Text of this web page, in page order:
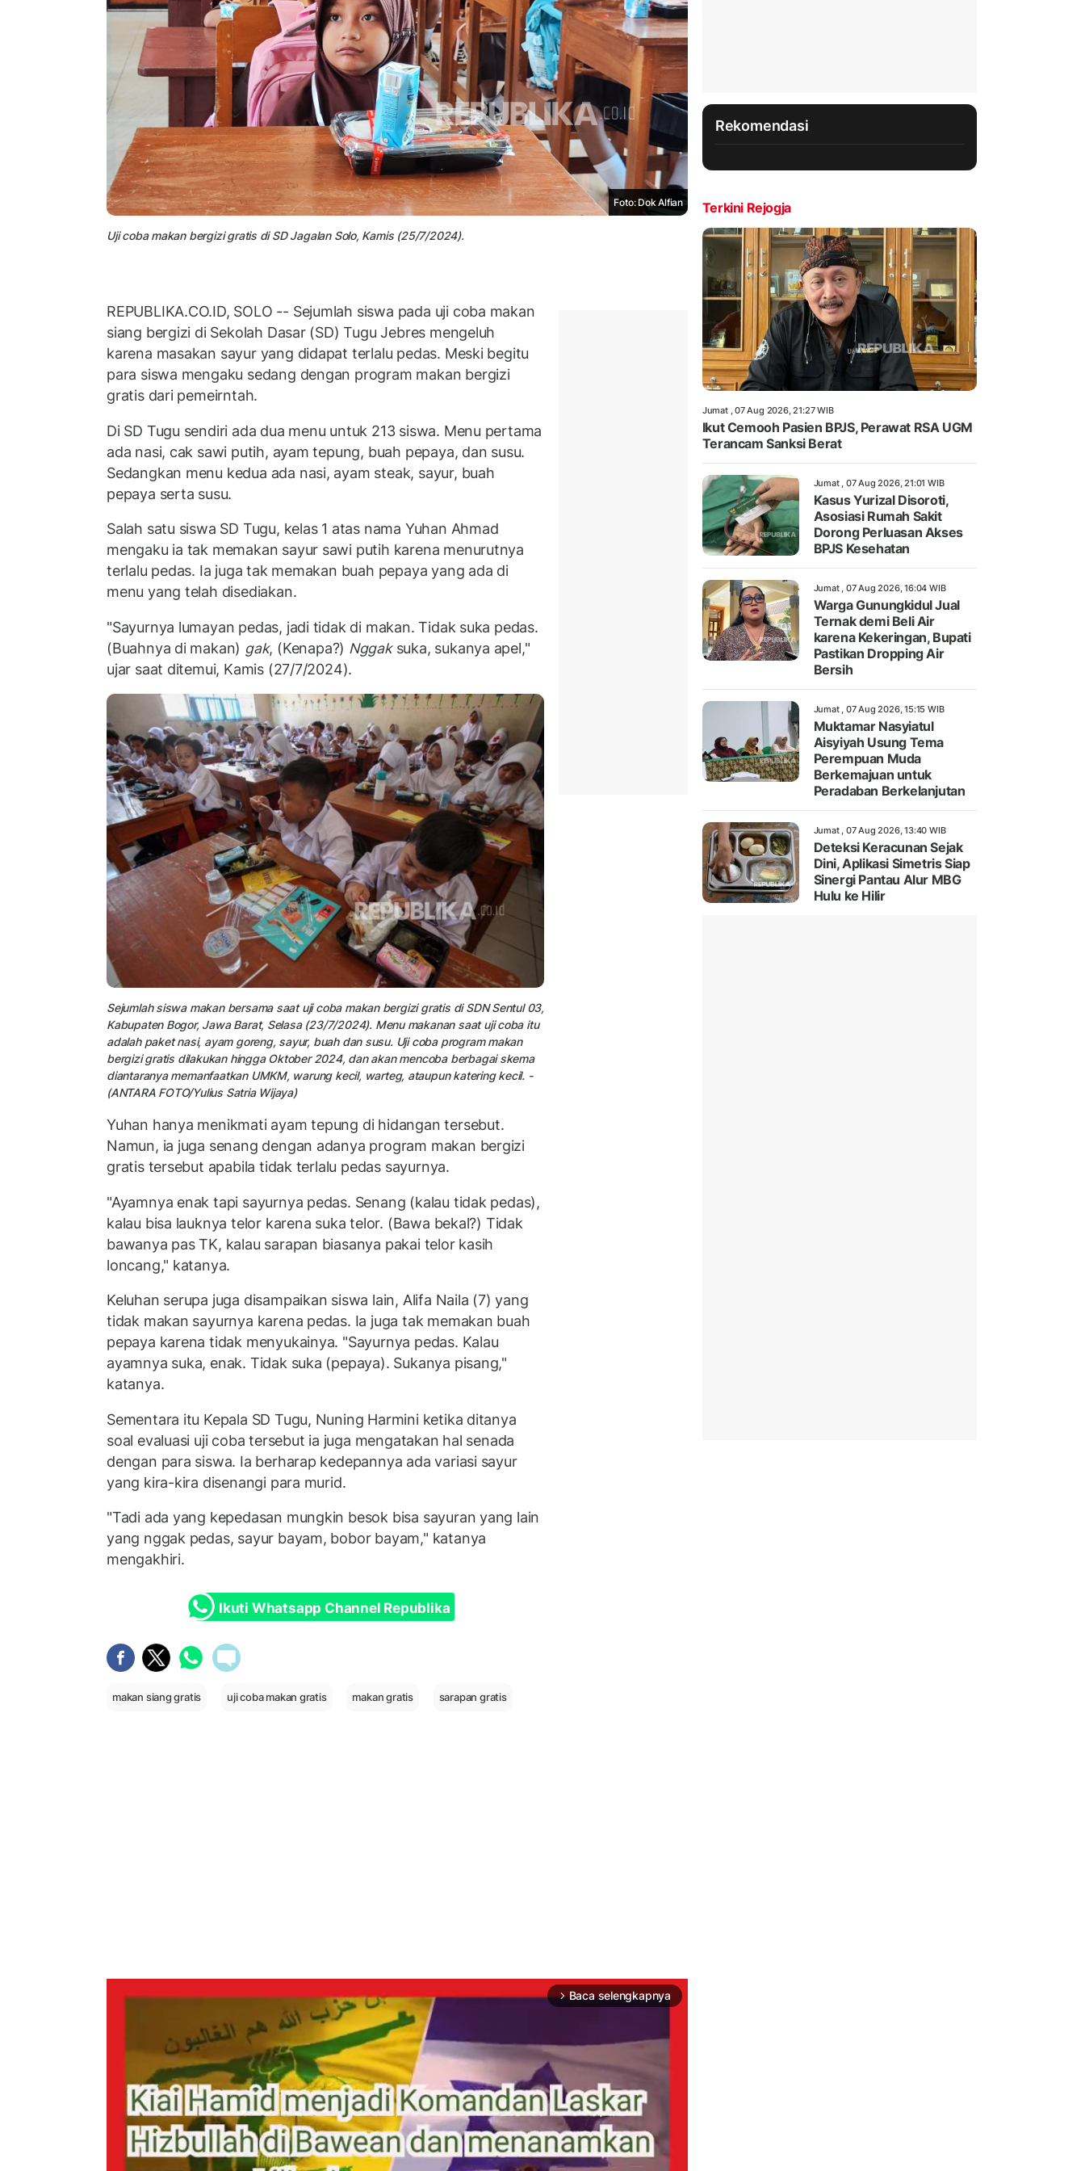
Foto: Dok Alfian
Uji coba makan bergizi gratis di SD Jagalan Solo, Kamis (25/7/2024).
REPUBLIKA.CO.ID, SOLO -- Sejumlah siswa pada uji coba makan
siang bergizi di Sekolah Dasar (SD) Tugu Jebres mengeluh
karena masakan sayur yang didapat terlalu pedas. Meski begitu
para siswa mengaku sedang dengan program makan bergizi
gratis dari pemeirntah.
Di SD Tugu sendiri ada dua menu untuk 213 siswa. Menu pertama
ada nasi, cak sawi putih, ayam tepung, buah pepaya, dan susu.
Sedangkan menu kedua ada nasi, ayam steak, sayur, buah
pepaya serta susu.
Salah satu siswa SD Tugu, kelas 1 atas nama Yuhan Ahmad
mengaku ia tak memakan sayur sawi putih karena menurutnya
terlalu pedas. Ia juga tak memakan buah pepaya yang ada di
menu yang telah disediakan.
"Sayurnya lumayan pedas, jadi tidak di makan. Tidak suka pedas.
(Buahnya di makan) gak, (Kenapa?) Nggaksuka, sukanya apel,"
ujar saat ditemui, Kamis (27/7/2024).
Sejumlah siswa makan bersama saat uji coba makan bergizi gratis di SDN Sentul 03,
Kabupaten Bogor, Jawa Barat, Selasa (23/7/2024). Menu makanan saat uji coba itu
adalah paket nasi, ayam goreng, sayur, buah dan susu. Uji coba program makan
bergizi gratis dilakukan hingga Oktober 2024, dan akan mencoba berbagai skema
diantaranya memanfaatkan UMKM, warung kecil, warteg, ataupun katering kecil. -
(ANTARA FOTO/Yulius Satria Wijaya)
Yuhan hanya menikmati ayam tepung di hidangan tersebut.
Namun, ia juga senang dengan adanya program makan bergizi
gratis tersebut apabila tidak terlalu pedas sayurnya.
"Ayamnya enak tapi sayurnya pedas. Senang (kalau tidak pedas),
kalau bisa lauknya telor karena suka telor. (Bawa bekal?) Tidak
bawanya pas TK, kalau sarapan biasanya pakai telor kasih
loncang," katanya.
Keluhan serupa juga disampaikan siswa lain, Alifa Naila (7) yang
tidak makan sayurnya karena pedas. Ia juga tak memakan buah
pepaya karena tidak menyukainya. "Sayurnya pedas. Kalau
ayamnya suka, enak. Tidak suka (pepaya). Sukanya pisang,"
katanya.
Sementara itu Kepala SD Tugu, Nuning Harmini ketika ditanya
soal evaluasi uji coba tersebut ia juga mengatakan hal senada
dengan para siswa. Ia berharap kedepannya ada variasi sayur
yang kira-kira disenangi para murid.
"Tadi ada yang kepedasan mungkin besok bisa sayuran yang lain
yang nggak pedas, sayur bayam, bobor bayam," katanya
mengakhiri.
Ikuti Whatsapp Channel Republika
makan siang gratis uji coba makan gratis makan gratis sarapan gratis
arrow_forward_ios Baca selengkapnya
Rekomendasi
Terkini Rejogja
Jumat , 07 Aug 2026, 21:27 WIB
Ikut Cemooh Pasien BPJS, Perawat RSA UGM
Terancam Sanksi Berat
Jumat , 07 Aug 2026, 21:01 WIB
Kasus Yurizal Disoroti,
Asosiasi Rumah Sakit
Dorong Perluasan Akses
BPJS Kesehatan
Jumat , 07 Aug 2026, 16:04 WIB
Warga Gunungkidul Jual
Ternak demi Beli Air
karena Kekeringan, Bupati
Pastikan Dropping Air
Bersih
Jumat , 07 Aug 2026, 15:15 WIB
Muktamar Nasyiatul
Aisyiyah Usung Tema
Perempuan Muda
Berkemajuan untuk
Peradaban Berkelanjutan
Jumat , 07 Aug 2026, 13:40 WIB
Deteksi Keracunan Sejak
Dini, Aplikasi Simetris Siap
Sinergi Pantau Alur MBG
Hulu ke Hilir